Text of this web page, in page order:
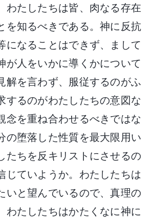
たしたちは皆、肉なる存在
を知るべきである。神に反抗
になることはできず、まして
が人をいかに導くかについて
解を言わず、服従するのがふ
するのがわたしたちの意図な
念を重ね合わせるべきではな
の堕落した性質を最大限用い
たちを反キリストにさせるの
じていようか。わたしたちは
いと望んでいるので、真理の
わたしたちはかたくなに神に